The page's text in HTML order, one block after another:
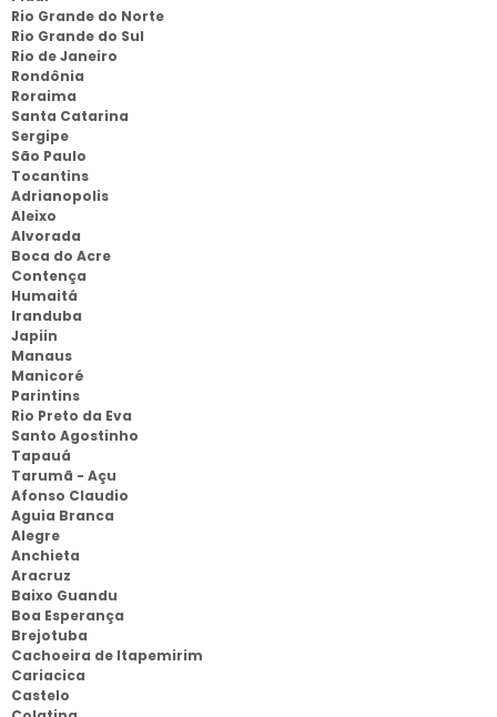
Rio Grande do Norte
Rio Grande do Sul
Rio de Janeiro
Rondônia
Roraima
Santa Catarina
Sergipe
São Paulo
Tocantins
Adrianopolis
Aleixo
Alvorada
Boca do Acre
Contença
Humaitá
Iranduba
Japiin
Manaus
Manicoré
Parintins
Rio Preto da Eva
Santo Agostinho
Tapauá
Tarumã - Açu
Afonso Claudio
Aguia Branca
Alegre
Anchieta
Aracruz
Baixo Guandu
Boa Esperança
Brejotuba
Cachoeira de Itapemirim
Cariacica
Castelo